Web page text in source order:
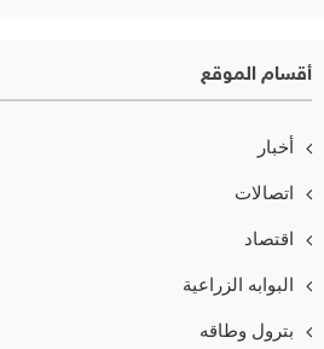
أقسام الموقع
أخبار
اتصالات
اقتصاد
البوابه الزراعية
بترول وطاقه